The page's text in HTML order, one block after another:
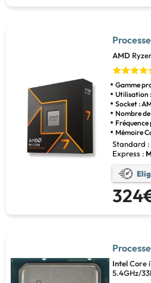
AMD
Gamme
Utilisation
Socket :
Nombre
Fréquence
Mémoire
Standard :
Express :
IntelCore
5.4GHz/